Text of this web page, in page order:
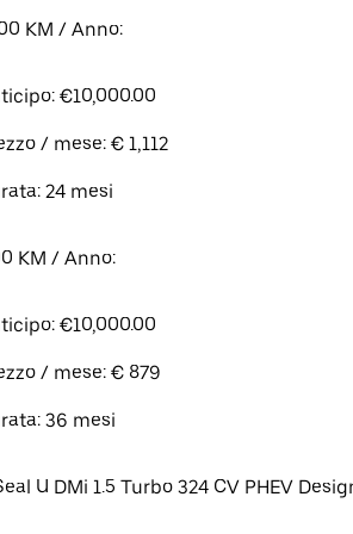
KM / Anno:
€10,000.00
/ mese: € 1,112
24 mesi
KM / Anno:
€10,000.00
/ mese: € 879
36 mesi
U DMi 1.5 Turbo 324 CV PHEV